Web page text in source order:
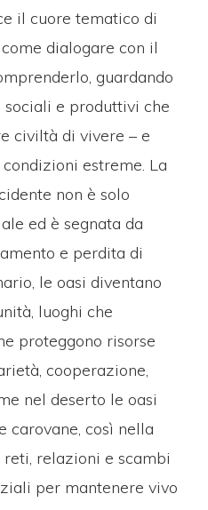
il cuore tematico di
dialogare con il
guardando
e produttivi che
civiltà di vivere – e
estreme. La
non è solo
ed è segnata da
e perdita di
le oasi diventano
luoghi che
proteggono risorse
cooperazione,
nel deserto le oasi
carovane, così nella
relazioni e scambi
per mantenere vivo